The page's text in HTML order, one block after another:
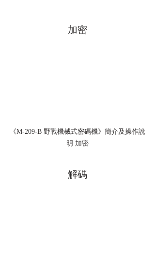
加密
《M-209-B 野戰機械式密碼機》簡介及操作說
明 加密
解碼